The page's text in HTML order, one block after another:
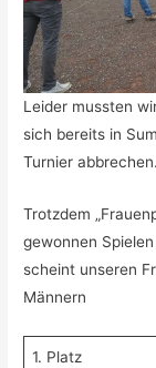
Leider mussten
sich bereits in
Turnier
Trotzdem
gewonnen
scheint unseren
Männern
1. Platz